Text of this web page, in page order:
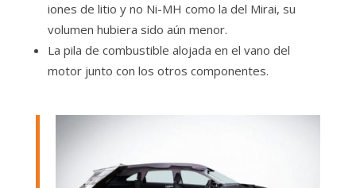
iones de litio y no Ni-MH como la del Mirai, su
volumen hubiera sido aún menor.
La pila de combustible alojada en el vano del
motor junto con los otros componentes.